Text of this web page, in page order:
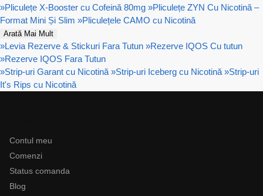
»Pliculețe X-Booster cu Cofeină 80mg »Pliculețe ZYN Cu Nicotină –
Format Mini Și Slim »Pliculețele CAMO cu Nicotină
Arată Mai Mult
»Levia Rezerve & Stickuri Fara Tutun »Rezerve IQOS Cu tutun
»Rezerve IQOS Fara Tutun
»Strip-uri Garant cu Nicotină »Strip-uri Iceberg cu Nicotină »Strip-uri
It's Rips cu Nicotină
Contul meu
Comenzi
Status comanda
Blog